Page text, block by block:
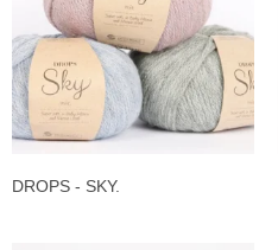
DROPS - SKY.